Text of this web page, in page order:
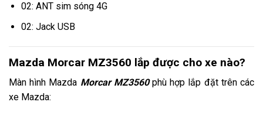
02: ANT sim sóng 4G
02: Jack USB
Mazda Morcar MZ3560 lắp được cho xe nào?
Màn hình Mazda Morcar MZ3560phù hợp lắp đặt trên các
xe Mazda: